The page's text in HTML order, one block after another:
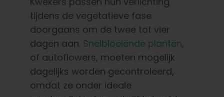
tijdens de vegetatieve fase
doorgaans om de twee tot vier
dagen aan. Snelbloeiende planten,
of autoflowers, moeten mogelijk
dagelijks worden gecontroleerd,
omdat ze onder ideale